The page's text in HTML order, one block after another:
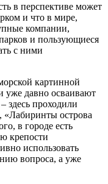
в перспективе может
и что в мире,
компании,
и пользующиеся
с ними
картинной
уже давно осваивают
здесь проходили
острова
в городе есть
крепости
использовать
вопроса, а уже